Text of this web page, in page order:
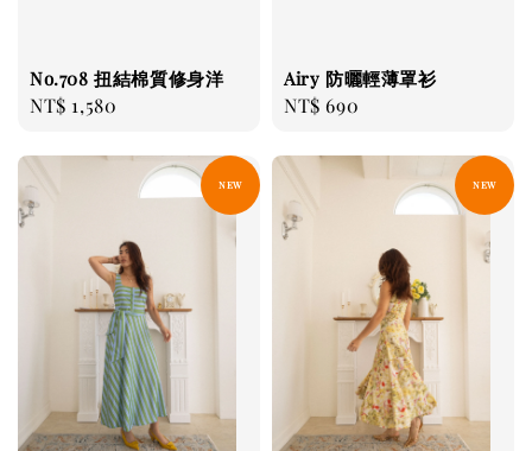
No.708 扭結棉質修身洋
Regular
NT$ 1,580
Airy 防曬輕薄罩衫
Regular
NT$ 690
NEW NEW